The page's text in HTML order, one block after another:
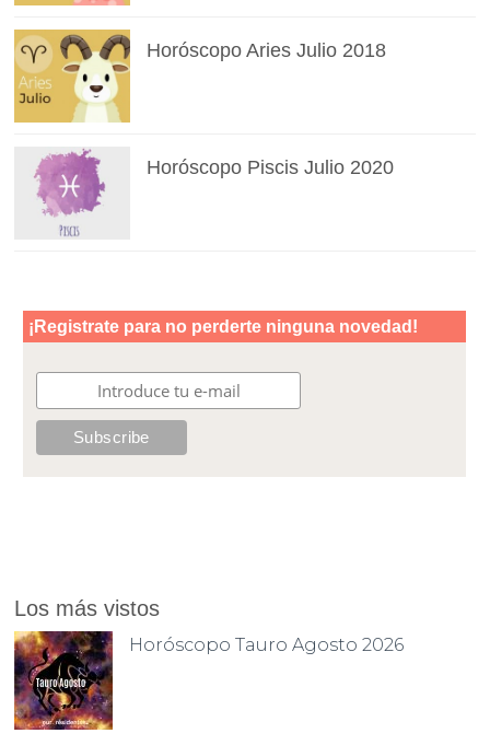
Horóscopo Aries Julio 2018
Horóscopo Piscis Julio 2020
Los más vistos
Horóscopo Tauro Agosto 2026